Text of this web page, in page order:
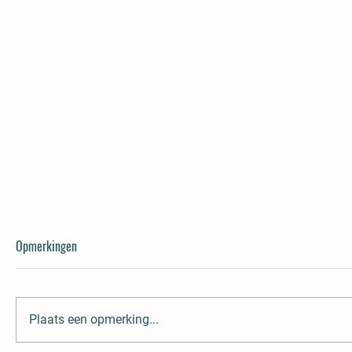
Beestenboel
Opmerkingen
Plaats een opmerking...